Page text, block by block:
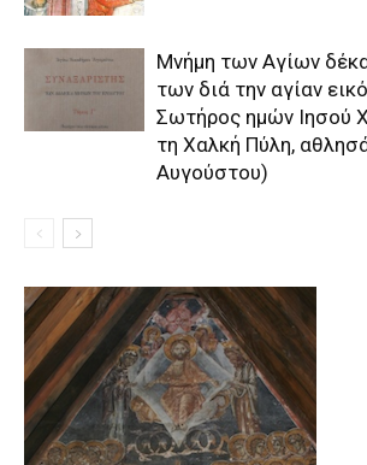
Μνήμη των Aγίων
των διά την αγίαν
Σωτήρος ημών Iησού
τη Xαλκή Πύλη,
Αυγούστου)